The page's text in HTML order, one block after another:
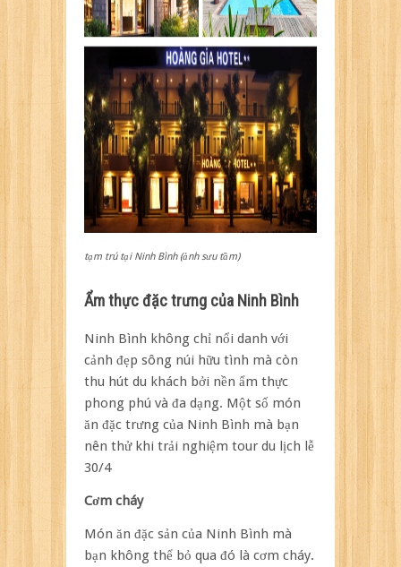
tạm trú tại Ninh Bình (ảnh sưu tầm)
Ẩm thực đặc trưng của Ninh Bình
Ninh Bình không chỉ nổi danh với
cảnh đẹp sông núi hữu tình mà còn
thu hút du khách bởi nền ẩm thực
phong phú và đa dạng. Một số món
ăn đặc trưng của Ninh Bình mà bạn
nên thử khi trải nghiệm tour du lịch lễ
30/4
Cơm cháy
Món ăn đặc sản của Ninh Bình mà
bạn không thể bỏ qua đó là cơm cháy.